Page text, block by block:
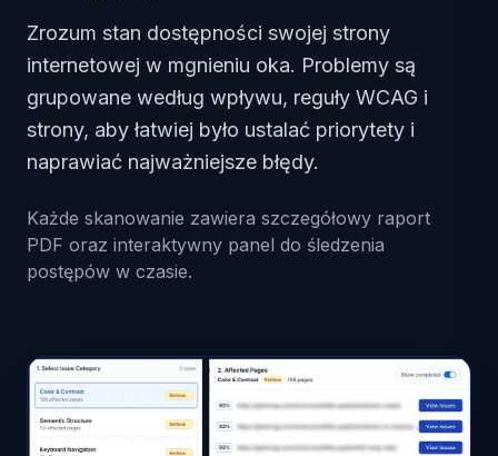
Zrozum stan dostępności swojej strony
internetowej w mgnieniu oka. Problemy są
grupowane według wpływu, reguły WCAG i
strony, aby łatwiej było ustalać priorytety i
naprawiać najważniejsze błędy.
Każde skanowanie zawiera szczegółowy raport
PDF oraz interaktywny panel do śledzenia
postępów w czasie.